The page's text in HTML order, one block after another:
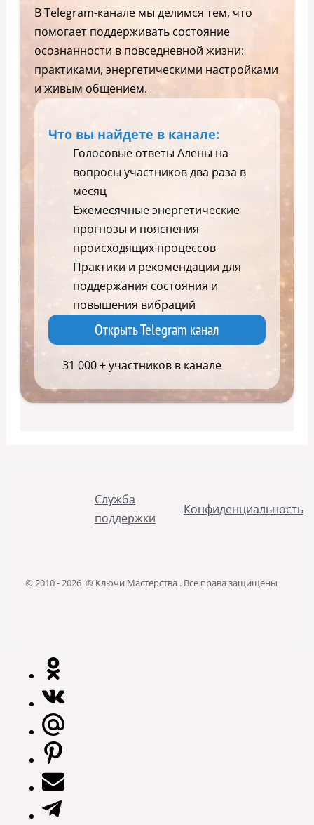
В Telegram-канале мы делимся тем, что
помогает поддерживать состояние
осознанности в повседневной жизни:
практиками, энергетическими настройками
и живым общением.
Что вы найдете в канале:
Голосовые ответы Алены на
вопросы участников два раза в
месяц
Ежемесячные энергетические
прогнозы и пояснения
происходящих процессов
Практики и рекомендации для
поддержания состояния и
повышения вибраций
Открыть Telegram канал
31 000 + участников в канале
Служба
поддержки
Конфиденциальность
© 2010 - 2026 ® Ключи Мастерства . Все права защищены